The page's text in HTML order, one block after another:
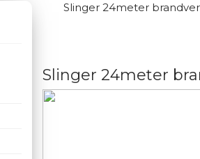
Slinger 24meter
Slinger 24meter